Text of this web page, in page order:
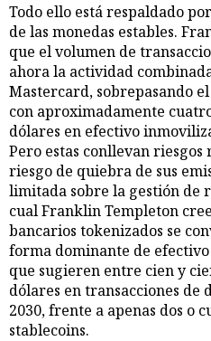
Todo ello está respaldado
de las monedas estables.
que el volumen de
ahora la actividad
Mastercard, sobrepasando
con aproximadamente
dólares en efectivo
Pero estas conllevan
riesgo de quiebra de sus
limitada sobre la gestión de
cual Franklin Templeton
bancarios tokenizados se
forma dominante de
que sugieren entre cien y
dólares en transacciones de
2030, frente a apenas dos o
stablecoins.